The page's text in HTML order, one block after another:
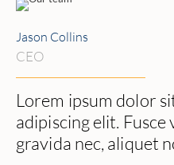
Jason Collins
CEO
Lorem ipsum dolor
adipiscing elit.
gravida nec, aliquet